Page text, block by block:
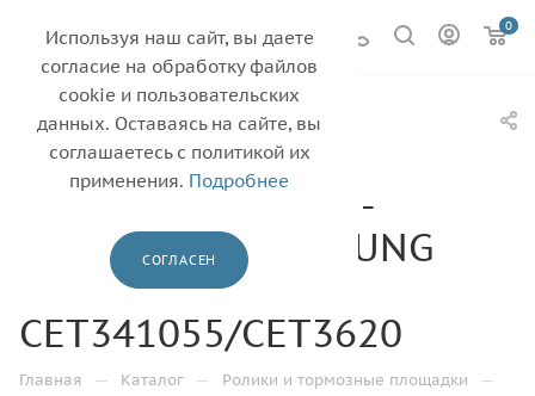
0
Резинка ролика
отделения
(полиуретан) JC73-
00328A для SAMSUNG
ML-3310D
CET341055/CET3620
Главная — Каталог — Ролики и тормозные площадки —
Используя наш сайт, вы даете
согласие на обработку файлов
cookie и пользовательских
данных. Оставаясь на сайте, вы
соглашаетесь с политикой их
применения. Подробнее
СОГЛАСЕН